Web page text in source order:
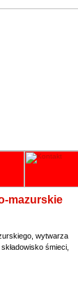
mazurskie
wytwarza
śmieci,